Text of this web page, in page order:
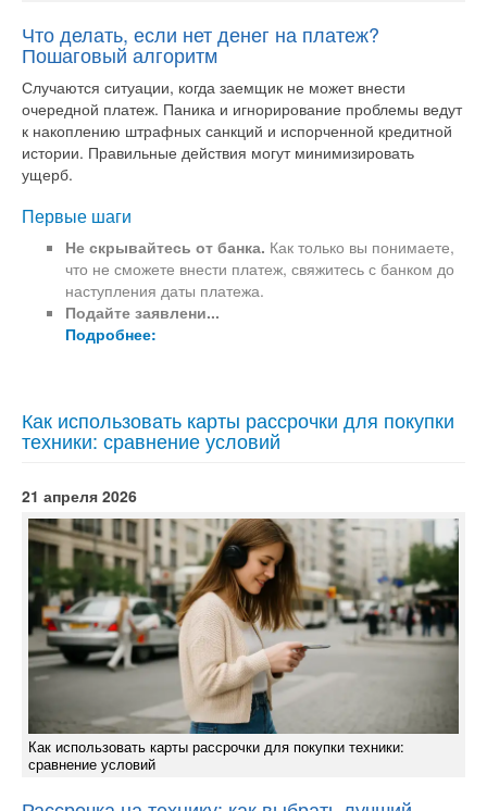
Что делать, если нет денег на платеж?
Пошаговый алгоритм
Случаются ситуации, когда заемщик не может внести
очередной платеж. Паника и игнорирование проблемы ведут
к накоплению штрафных санкций и испорченной кредитной
истории. Правильные действия могут минимизировать
ущерб.
Первые шаги
Не скрывайтесь от банка. Как только вы понимаете,
что не сможете внести платеж, свяжитесь с банком до
наступления даты платежа.
Подайте заявлени...
Подробнее:
Как использовать карты рассрочки для покупки
техники: сравнение условий
21 апреля 2026
Как использовать карты рассрочки для покупки техники:
сравнение условий